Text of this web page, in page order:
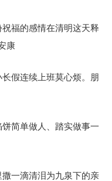
福的感情在清明这天释
康
假连续上班莫心烦。朋
简单做人、踏实做事一
一滴清泪为九泉下的亲